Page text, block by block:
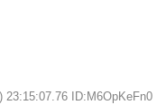
23:15:07.76 ID:M6OpKeFn0